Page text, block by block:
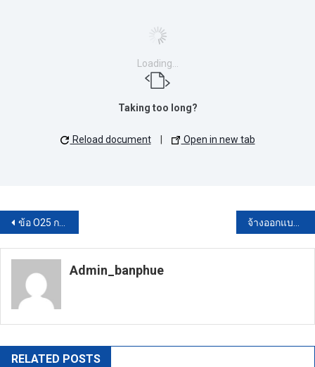
Loading...
Taking too long?
Reload document Open in new tab
แนะแนว
เรื่อง
ข้อ O25 การนำผลการประเมิน ITA ไปสู่การพัฒนา
Admin_banphue
RELATED POSTS